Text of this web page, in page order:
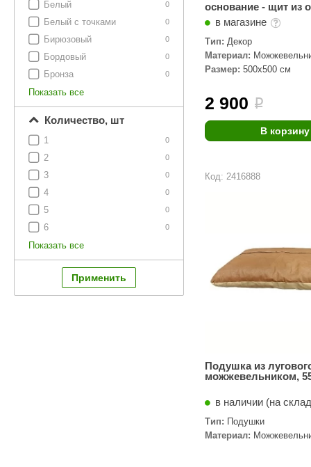
0
Белый
0
Белый с точками
0
Бирюзовый
0
Бордовый
0
Бронза
Показать все
Количество, шт
0
1
0
2
0
3
0
4
0
5
0
6
Показать все
основание - щит из
в магазине
Тип: Декор
Материал:
Размер: 500х500 см
2 900 i
В корзину
Код: 2416888
Подушка из
можжевельником,
в наличии (на
Тип: Подушки
Материал: